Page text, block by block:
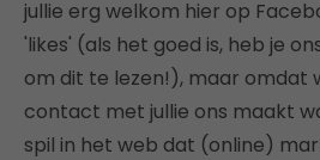
jullie erg welkom hier op
'likes' (als het goed is, heb je
om dit te lezen!), maar omdat
contact met jullie ons maakt
spil in het web dat (online)